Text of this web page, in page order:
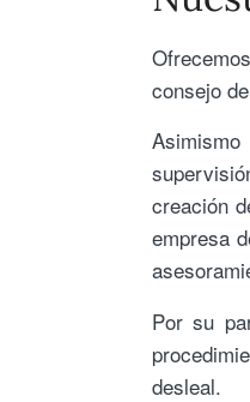
consejo
creación
empresa
Por su
desleal.